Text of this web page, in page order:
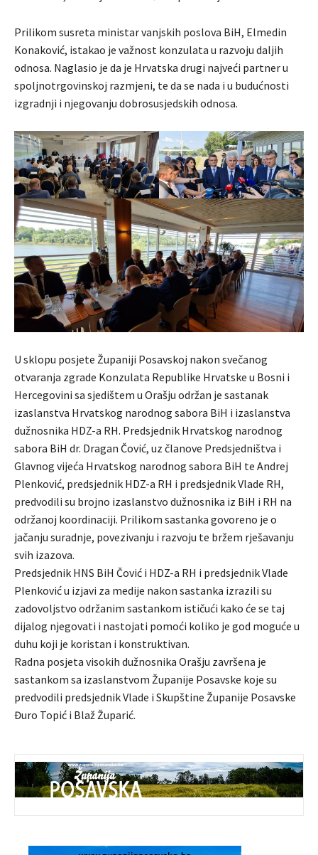
Prilikom susreta ministar vanjskih poslova BiH, Elmedin
Konaković, istakao je važnost konzulata u razvoju daljih
odnosa. Naglasio je da je Hrvatska drugi najveći partner u
spoljnotrgovinskoj razmjeni, te da se nada i u budućnosti
izgradnji i njegovanju dobrosusjedskih odnosa.
U sklopu posjete Županiji Posavskoj nakon svečanog
otvaranja zgrade Konzulata Republike Hrvatske u Bosni i
Hercegovini sa sjedištem u Orašju održan je sastanak
izaslanstva Hrvatskog narodnog sabora BiH i izaslanstva
dužnosnika HDZ-a RH. Predsjednik Hrvatskog narodnog
sabora BiH dr. Dragan Čović, uz članove Predsjedništva i
Glavnog vijeća Hrvatskog narodnog sabora BiH te Andrej
Plenković, predsjednik HDZ-a RH i predsjednik Vlade RH,
predvodili su brojno izaslanstvo dužnosnika iz BiH i RH na
održanoj koordinaciji. Prilikom sastanka govoreno je o
jačanju suradnje, povezivanju i razvoju te bržem rješavanju
svih izazova.
Predsjednik HNS BiH Čović i HDZ-a RH i predsjednik Vlade
Plenković u izjavi za medije nakon sastanka izrazili su
zadovoljstvo održanim sastankom ističući kako će se taj
dijalog njegovati i nastojati pomoći koliko je god moguće u
duhu koji je koristan i konstruktivan.
Radna posjeta visokih dužnosnika Orašju završena je
sastankom sa izaslanstvom Županije Posavske koje su
predvodili predsjednik Vlade i Skupštine Županije Posavske
Đuro Topić i Blaž Župarić.